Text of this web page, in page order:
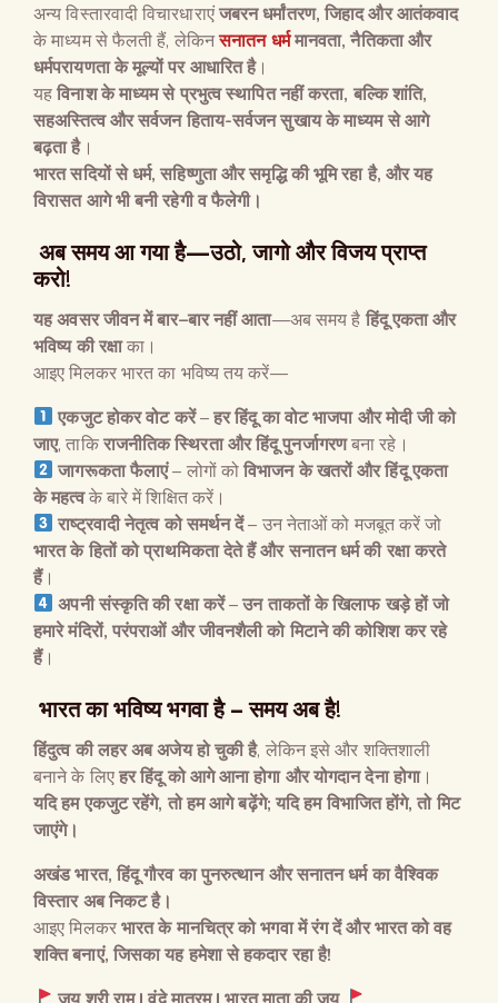
अन्य विस्तारवादी विचारधाराएंजबरन धर्मांतरण, जिहाद और आतंकवाद
के माध्यम से फैलती हैं, लेकिनसनातन धर्ममानवता, नैतिकता और
धर्मपरायणता के मूल्यों पर आधारित है।
यहविनाश के माध्यम से प्रभुत्व स्थापित नहीं करता, बल्कि शांति,
सहअस्तित्व और सर्वजन हिताय-सर्वजन सुखाय के माध्यम से आगे
बढ़ता है।
भारत सदियों से धर्म, सहिष्णुता और समृद्धि की भूमि रहा है, और यह
विरासत आगे भी बनी रहेगी व फैलेगी।
अब समय आ गया है—उठो, जागो और विजय प्राप्त
करो!
यह अवसर जीवन में बार–बार नहीं आता—अब समय है हिंदू एकता और
भविष्य की रक्षाका।
आइए मिलकर भारत का भविष्य तय करें—
एकजुट होकर वोट करें–हर हिंदू का वोट भाजपा और मोदी जी को
जाए, ताकिराजनीतिक स्थिरता और हिंदू पुनर्जागरणबना रहे।
जागरूकता फैलाएं– लोगों कोविभाजन के खतरों और हिंदू एकता
के महत्वके बारे में शिक्षित करें।
राष्ट्रवादी नेतृत्व को समर्थन दें– उन नेताओं को मजबूत करें जो
भारत के हितों को प्राथमिकता देते हैं और सनातन धर्म की रक्षा करते
हैं।
अपनी संस्कृति की रक्षा करें–उन ताकतों के खिलाफ खड़े हों जो
हमारे मंदिरों, परंपराओं और जीवनशैली को मिटाने की कोशिश कर रहे
हैं।
भारत का भविष्य भगवा है – समय अब है!
हिंदुत्व की लहर अब अजेय हो चुकी है, लेकिन इसे और शक्तिशाली
बनाने के लिएहर हिंदू को आगे आना होगा और योगदान देना होगा।
यदि हम एकजुट रहेंगे, तो हम आगे बढ़ेंगे; यदि हम विभाजित होंगे,तो मिट
जाएंगे।
अखंड भारत, हिंदू गौरव का पुनरुत्थान और सनातन धर्म का वैश्विक
विस्तार अब निकट है।
आइए मिलकरभारत के मानचित्र को भगवा में रंग दें और भारत को वह
शक्ति बनाएं, जिसका यह हमेशा से हकदार रहा है!